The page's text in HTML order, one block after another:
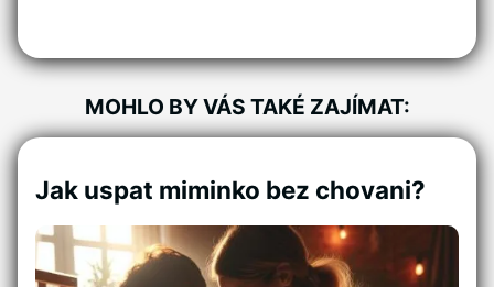
MOHLO BY VÁS TAKÉ ZAJÍMAT:
Jak uspat miminko bez chovani?